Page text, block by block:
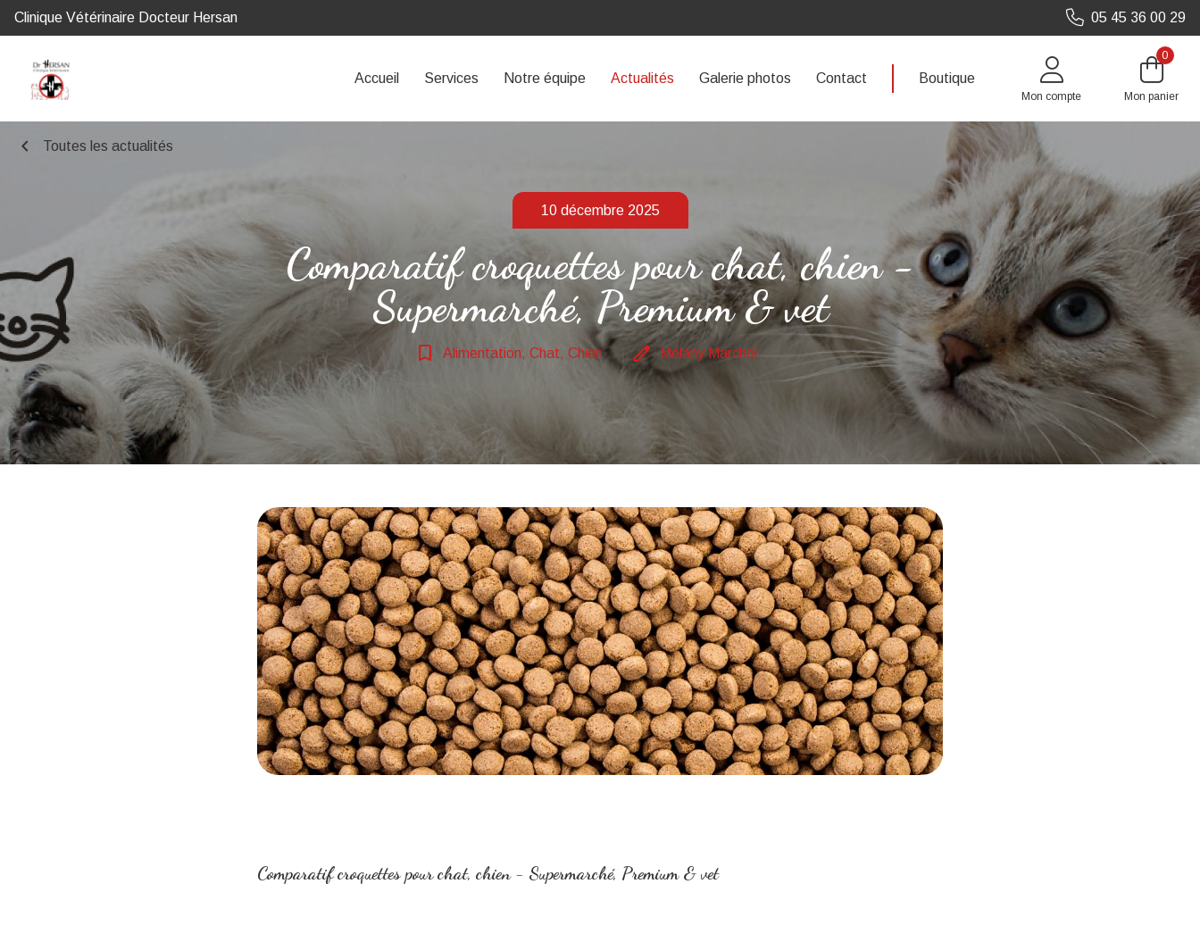
Clinique Vétérinaire Docteur Hersan 05 45 36 00 29
Accueil Services Notre équipe Actualités Galerie photos Contact Boutique
Mon compte
0
Mon panier
chevron_left Toutes les actualités
10 décembre 2025
Comparatif croquettes pour chat, chien -
Supermarché, Premium & vet
bookmark_border Alimentation, Chat, Chien edit Mélany Marchal
Comparatif croquettes pour chat, chien - Supermarché, Premium & vet